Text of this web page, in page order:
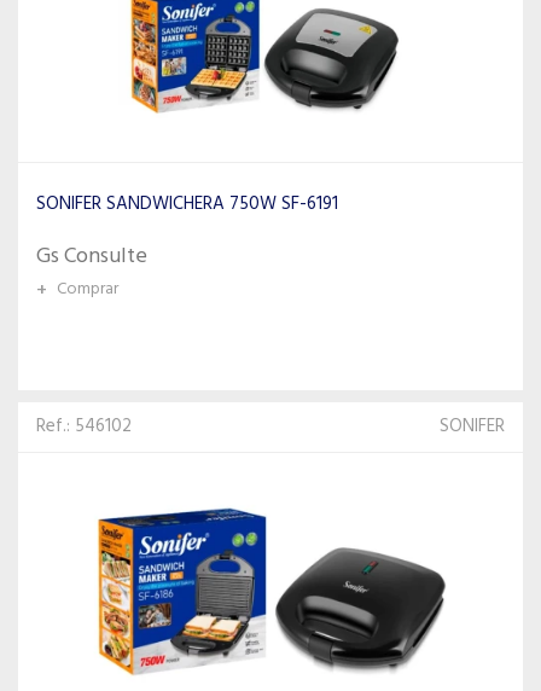
SONIFER SANDWICHERA 750W SF-6191
Gs Consulte
+ Comprar
Ref.: 546102 SONIFER